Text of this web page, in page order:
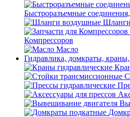
Быстроразъемные
Компрессоров
Масло
Гидравлика, домкраты,